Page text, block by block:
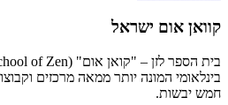
קוואן אום ישראל
בינלאומי המונה יותר ממאה מרכזים
חמש יבשות.